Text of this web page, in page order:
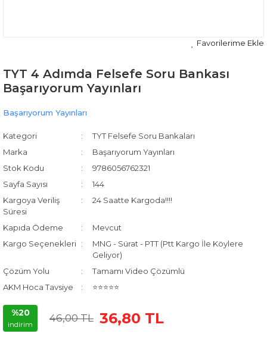
TYT 4 Adımda Felsefe Soru Bankası
Başarıyorum Yayınları
Başarıyorum Yayınları
Kategori
TYT Felsefe Soru Bankaları
Marka
Başarıyorum Yayınları
Stok Kodu
9786056762321
Sayfa Sayısı
144
Kargoya Veriliş
Süresi
24 Saatte Kargoda!!!!
Kapıda Ödeme
Mevcut
Kargo Seçenekleri
MNG - Sürat - PTT (Ptt Kargo İle Köylere
Geliyor)
Çözüm Yolu
Tamamı Video Çözümlü
AKM Hoca Tavsiye
⭐⭐⭐⭐⭐
%20
indirim
46,00 TL 36,80 TL